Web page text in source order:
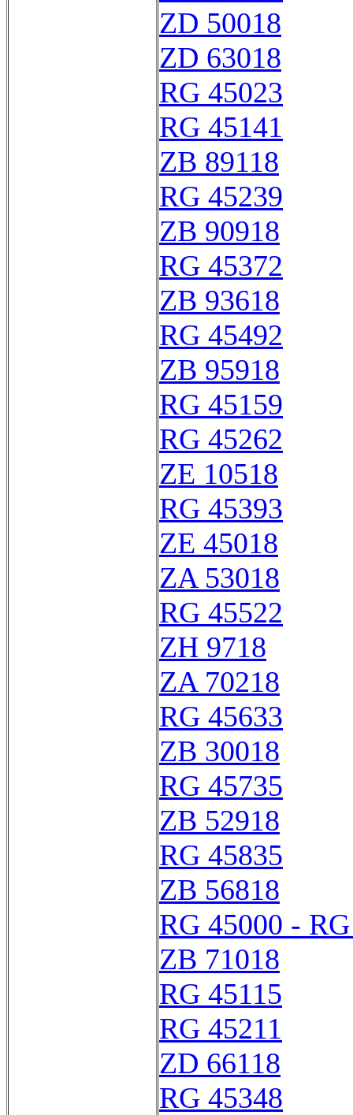
ZD 50018
ZD 63018
RG 45023
RG 45141
ZB 89118
RG 45239
ZB 90918
RG 45372
ZB 93618
RG 45492
ZB 95918
RG 45159
RG 45262
ZE 10518
RG 45393
ZE 45018
ZA 53018
RG 45522
ZH 9718
ZA 70218
RG 45633
ZB 30018
RG 45735
ZB 52918
RG 45835
ZB 56818
RG 45000 -
ZB 71018
RG 45115
RG 45211
ZD 66118
RG 45348